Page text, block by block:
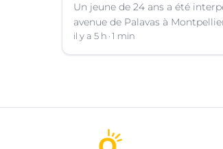
Un jeune de 24 ans a été
avenue de Palavas à
suspecté d'avoir volé le sac
il y a 5 h 1 min